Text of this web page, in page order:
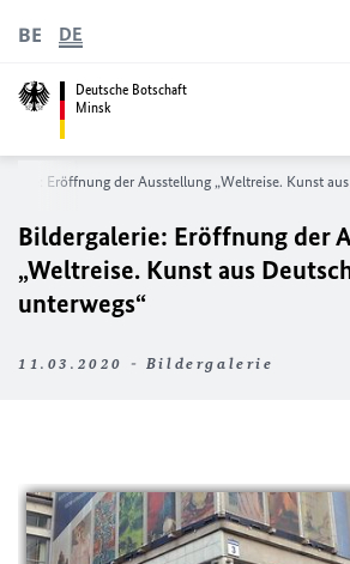
Deutsche Botschaft
Minsk
BE DE
Eröffnung der Ausstellung „Weltreise. Kunst
Bildergalerie: Eröffnung der
„Weltreise. Kunst aus
unterwegs“
11.03.2020 - Bildergalerie